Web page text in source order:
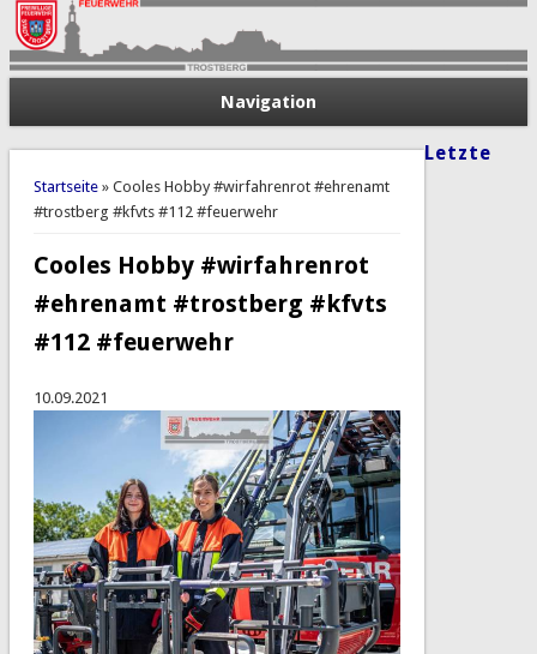
Navigation
Sie sind hier
Startseite» Cooles Hobby #wirfahrenrot #ehrenamt
#trostberg #kfvts #112 #feuerwehr
Cooles Hobby #wirfahrenrot
#ehrenamt #trostberg #kfvts
#112 #feuerwehr
10.09.2021
Letzte